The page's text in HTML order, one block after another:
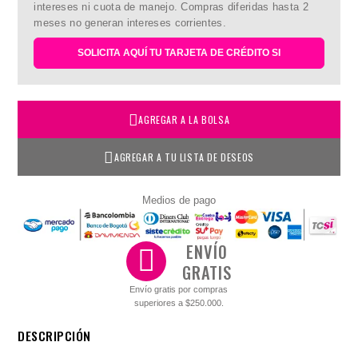
intereses ni cuota de manejo. Compras diferidas hasta 2
meses no generan intereses corrientes.
SOLICITA AQUÍ TU TARJETA DE CRÉDITO SI
AGREGAR A LA BOLSA
AGREGAR A TU LISTA DE DESEOS
Medios de pago
ENVÍO
GRATIS
Envío gratis por compras
superiores a $250.000.
DESCRIPCIÓN